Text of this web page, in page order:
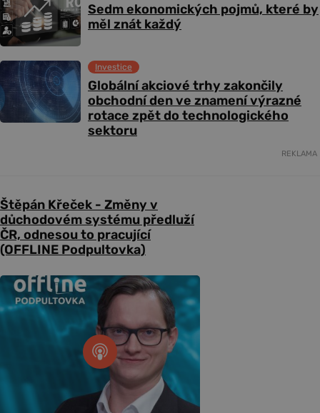
Sedm ekonomických pojmů, které by
měl znát každý
Globální akciové trhy zakončily
obchodní den ve znamení výrazné
rotace zpět do technologického
sektoru
Investice
REKLAMA
Štěpán Křeček - Změny v
důchodovém systému předluží
ČR, odnesou to pracující
(OFFLINE Podpultovka)